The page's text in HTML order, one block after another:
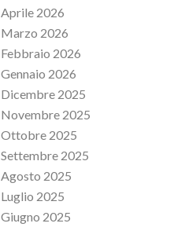
Aprile 2026
Marzo 2026
Febbraio 2026
Gennaio 2026
Dicembre 2025
Novembre 2025
Ottobre 2025
Settembre 2025
Agosto 2025
Luglio 2025
Giugno 2025